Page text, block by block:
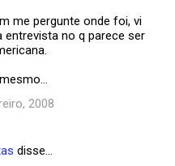
me pergunte onde foi, vi
no q parece ser
2008
disse…